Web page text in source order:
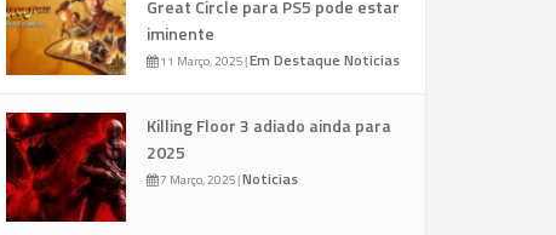
Great Circle para PS5 pode estar
iminente
11 Março, 2025|Em Destaque Noticias
Killing Floor 3 adiado ainda para
2025
7 Março, 2025|Noticias